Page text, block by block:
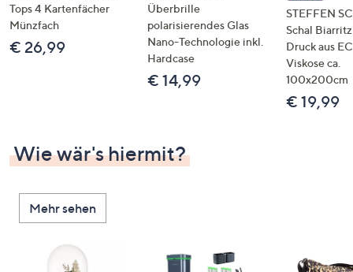
bzw.
rechts,
um
Tops 4 Kartenfächer
Münzfach
€ 26,99
Überbrille
polarisierendes Glas
Nano-Technologie inkl.
Hardcase
€ 14,99
STEFFEN
Schal
Druck aus
Viskose ca.
100x200cm
€ 19,99
Wie wär's hiermit?
Mehr sehen